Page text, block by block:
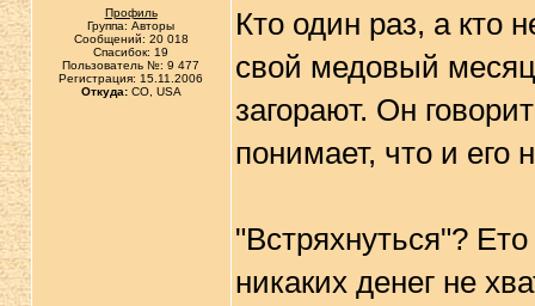
Профиль
Группа: Авторы
Сообщений: 20 018
Спасибок: 19
Пользователь №: 9 477
Регистрация: 15.11.2006
Откуда:CO, USA
Кто один раз, а кто
свой медовый
загорают. Он
понимает, что и его
"Встряхнуться"?
никаких денег не